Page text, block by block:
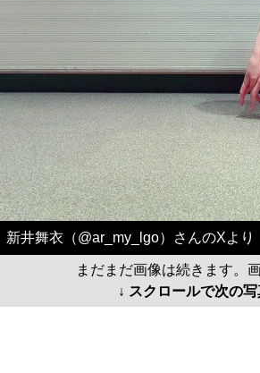
新井舞衣（@ar_my_lgo）さんのXより
まだまだ画像は続きます。
↓ スクロールで次の写